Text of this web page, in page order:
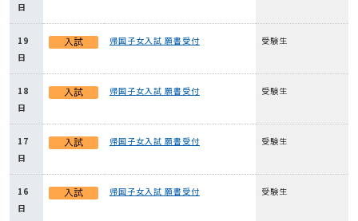
日
19
日
帰国子女入試 願書受付 受験生
18
日
帰国子女入試 願書受付 受験生
17
日
帰国子女入試 願書受付 受験生
16
日
帰国子女入試 願書受付 受験生